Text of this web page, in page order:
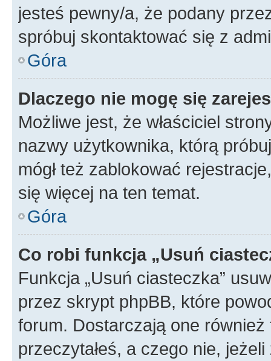
jesteś pewny/a, że podany
spróbuj skontaktować się z
Góra
Dlaczego nie mogę się
Możliwe jest, że właściciel
nazwy użytkownika, którą
mógł też zablokować
się więcej na ten temat.
Góra
Co robi funkcja „Usuń
Funkcja „Usuń ciasteczka”
przez skrypt phpBB, które
forum. Dostarczają one
przeczytałeś, a czego nie,